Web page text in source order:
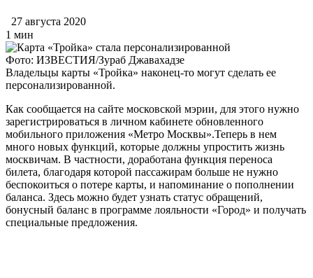
27 августа 2020
1 мин
Фото: ИЗВЕСТИЯ/Зураб Джавахадзе
Владельцы карты «Тройка» наконец-то могут сделать ее
персонализированной.
Как сообщается на сайте московской мэрии, для этого нужно
зарегистрироваться в личном кабинете обновленного
мобильного приложения «Метро Москвы».Теперь в нем
много новых функций, которые должны упростить жизнь
москвичам. В частности, доработана функция переноса
билета, благодаря которой пассажирам больше не нужно
беспокоиться о потере карты, и напоминание о пополнении
баланса. Здесь можно будет узнать статус обращений,
бонусный баланс в программе лояльности «Город» и получать
специальные предложения.